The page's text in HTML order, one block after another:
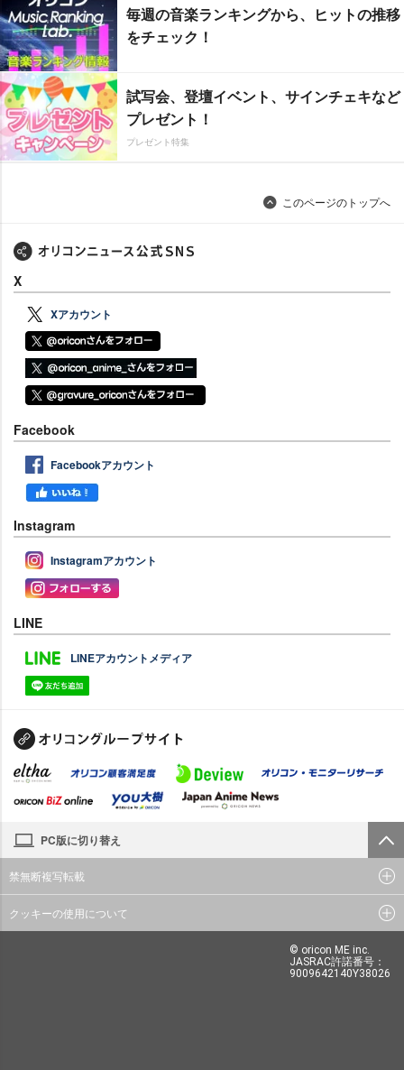
毎週の音楽ランキングから、ヒットの推移
をチェック！
試写会、登壇イベント、サインチェキなど
プレゼント！
プレゼント特集
このページのトップへ
X
Xアカウント
Facebook
Facebookアカウント
Instagram
Instagramアカウント
LINE
LINEアカウントメディア
PC版に切り替え
禁無断複写転載
クッキーの使用について
© oricon ME inc.
JASRAC許諾番号：
9009642140Y38026